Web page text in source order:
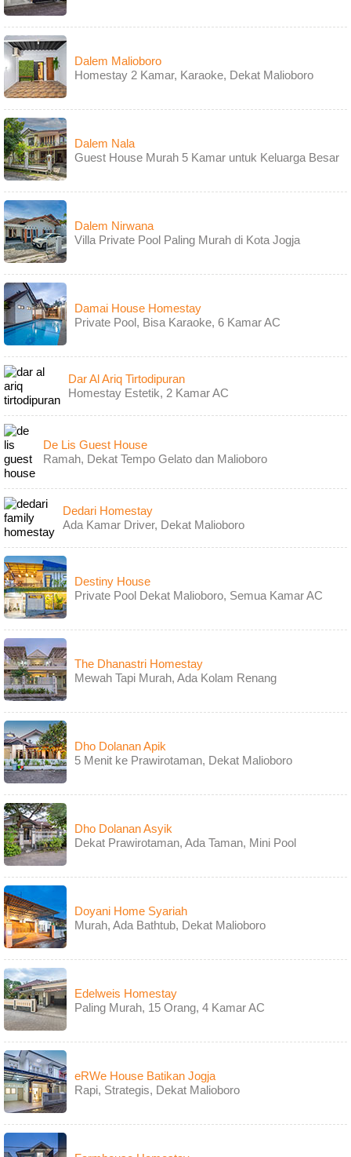
Dalem Malioboro
Homestay 2 Kamar, Karaoke, Dekat Malioboro
Dalem Nala
Guest House Murah 5 Kamar untuk Keluarga Besar
Dalem Nirwana
Villa Private Pool Paling Murah di Kota Jogja
Damai House Homestay
Private Pool, Bisa Karaoke, 6 Kamar AC
Dar Al Ariq Tirtodipuran
Homestay Estetik, 2 Kamar AC
De Lis Guest House
Ramah, Dekat Tempo Gelato dan Malioboro
Dedari Homestay
Ada Kamar Driver, Dekat Malioboro
Destiny House
Private Pool Dekat Malioboro, Semua Kamar AC
The Dhanastri Homestay
Mewah Tapi Murah, Ada Kolam Renang
Dho Dolanan Apik
5 Menit ke Prawirotaman, Dekat Malioboro
Dho Dolanan Asyik
Dekat Prawirotaman, Ada Taman, Mini Pool
Doyani Home Syariah
Murah, Ada Bathtub, Dekat Malioboro
Edelweis Homestay
Paling Murah, 15 Orang, 4 Kamar AC
eRWe House Batikan Jogja
Rapi, Strategis, Dekat Malioboro